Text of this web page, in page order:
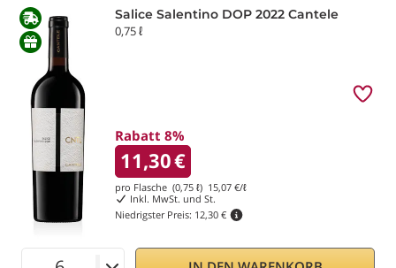
Salice Salentino DOP 2022 Cantele
0,75 ℓ
Rabatt 8%
11,30€
pro Flasche (0,75 ℓ) 15,07 €/ℓ
Inkl. MwSt. und St.
Niedrigster Preis: 12,30 €